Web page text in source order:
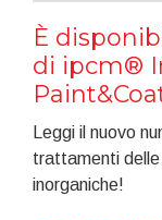
È
di ipcm®
Leggi il nuovo
trattamenti delle
inorganiche!